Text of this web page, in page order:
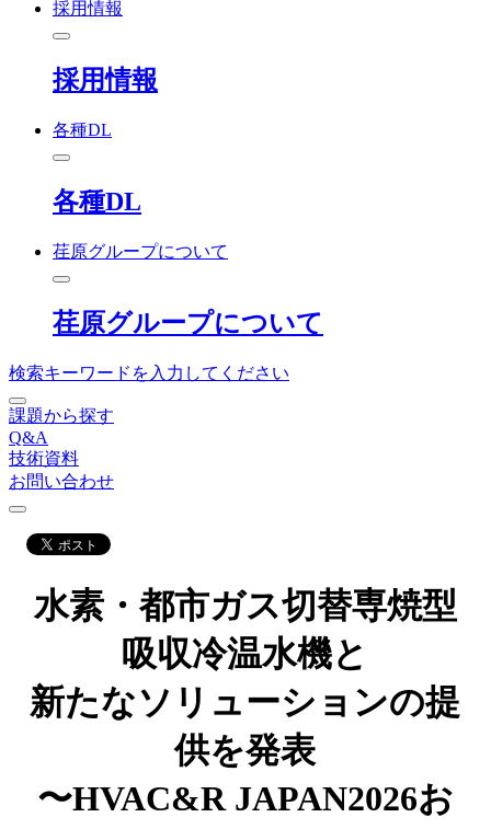
採用情報
採用情報
各種DL
各種DL
荏原グループについて
荏原グループについて
検索キーワードを入力してください
課題から探す
Q&A
技術資料
お問い合わせ
水素・都市ガス切替専焼型
吸収冷温水機と
新たなソリューションの提
供を発表
〜HVAC&R JAPAN2026お